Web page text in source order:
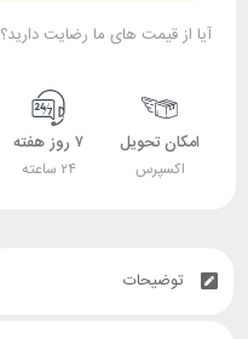
آیا از قیمت های ما رضایت دارید؟
امکان تحویل
اکسپرس
۷ روز هفته
۲۴ ساعته
توضیحات